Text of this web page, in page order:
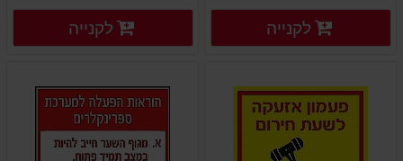
פרטים נוספים פרטים נוספים לקנייה פרטים נוספים
לקנייה